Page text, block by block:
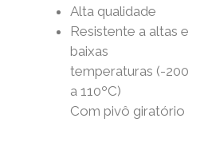
Alta qualidade
Resistente a altas e
baixas
temperaturas (-200
a 110ºC)
Com pivô giratório